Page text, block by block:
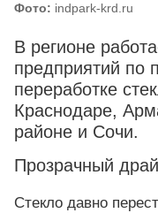
Фото: indpark-krd.ru
В регионе
предприятий по
переработке
Краснодаре,
районе и Сочи.
Прозрачный
Стекло давно